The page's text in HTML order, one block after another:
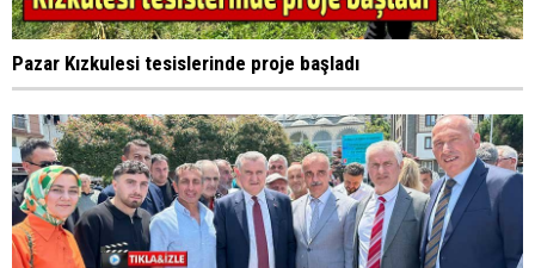
Pazar Kızkulesi tesislerinde proje başladı